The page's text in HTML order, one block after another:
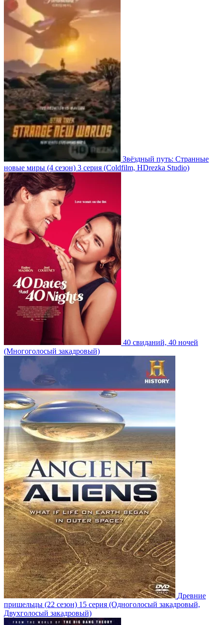
Звёздный путь: Странные
новые миры (4 сезон) 3 серия (Coldfilm, HDrezka Studio)
40 свиданий, 40 ночей
(Многоголосый закадровый)
Древние
пришельцы (22 сезон) 15 серия (Одноголосый закадровый,
Двухголосый закадровый)